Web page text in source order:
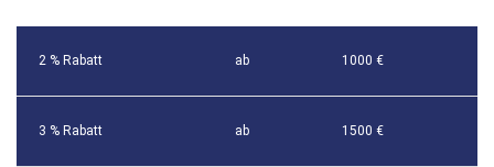
2 % Rabatt ab 1000 €
3 % Rabatt ab 1500 €